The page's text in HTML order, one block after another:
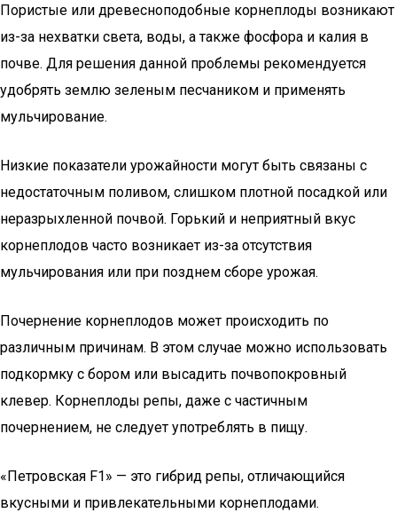
Пористые или древесноподобные корнеплоды возникают
из-за нехватки света, воды, а также фосфора и калия в
почве. Для решения данной проблемы рекомендуется
удобрять землю зеленым песчаником и применять
мульчирование.
Низкие показатели урожайности могут быть связаны с
недостаточным поливом, слишком плотной посадкой или
неразрыхленной почвой. Горький и неприятный вкус
корнеплодов часто возникает из-за отсутствия
мульчирования или при позднем сборе урожая.
Почернение корнеплодов может происходить по
различным причинам. В этом случае можно использовать
подкормку с бором или высадить почвопокровный
клевер. Корнеплоды репы, даже с частичным
почернением, не следует употреблять в пищу.
«Петровская F1» — это гибрид репы, отличающийся
вкусными и привлекательными корнеплодами.